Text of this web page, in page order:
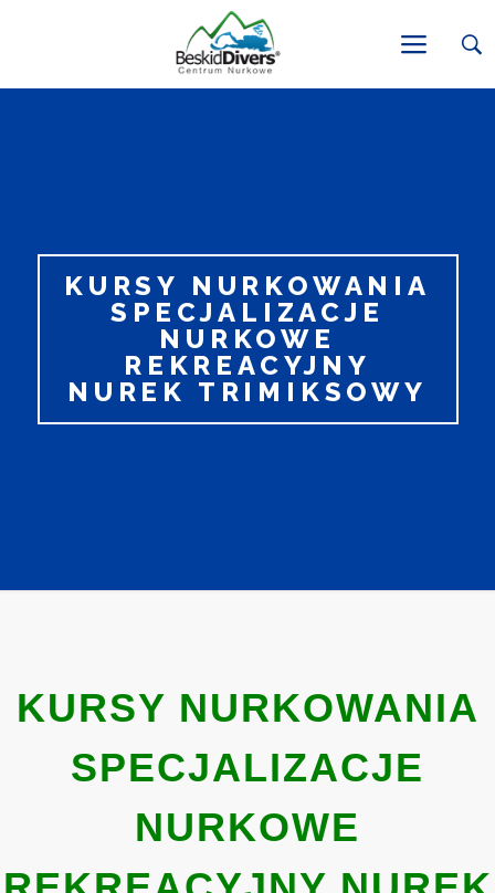
KURSY NURKOWANIA
SPECJALIZACJE
NURKOWE
REKREACYJNY
NUREK TRIMIKSOWY
KURSY NURKOWANIA
SPECJALIZACJE
NURKOWE